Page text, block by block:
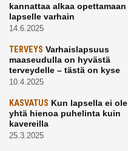
kannattaa alkaa opettamaan
lapselle varhain
14.6.2025
TERVEYS Varhaislapsuus
maaseudulla on hyvästä
terveydelle – tästä on kyse
10.4.2025
KASVATUS Kun lapsella ei ole
yhtä hienoa puhelinta kuin
kavereilla
25.3.2025